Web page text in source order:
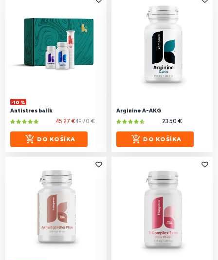
-10 %
Antistres balík
49.70 €
45.27 €
DO KOŠÍKA
Arginine A-AKG
23.50 €
DO KOŠÍKA